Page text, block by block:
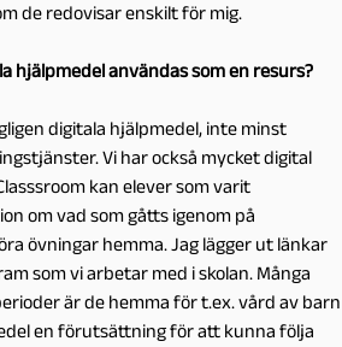
de redovisar enskilt för mig.
hjälpmedel användas som en resurs?
digitala hjälpmedel, inte minst
Vi har också mycket digital
kan elever som varit
om vad som gåtts igenom på
övningar hemma. Jag lägger ut länkar
som vi arbetar med i skolan. Många
är de hemma för t.ex. vård av barn
en förutsättning för att kunna följa